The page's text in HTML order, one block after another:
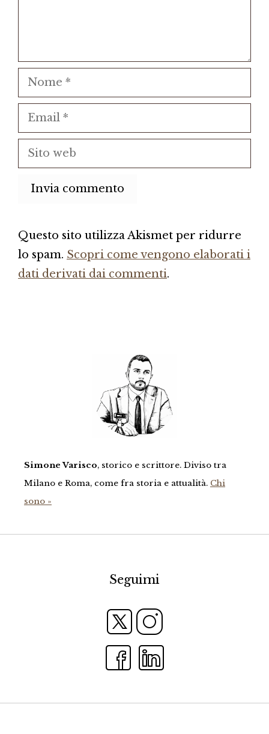
Nome
Email
Sito
web
Questo sito utilizza Akismet per ridurre
lo spam. Scopri come vengono elaborati i
dati derivati dai commenti.
Simone Varisco, storico e scrittore. Diviso tra
Milano e Roma, come fra storia e attualità. Chi
sono »
Seguimi